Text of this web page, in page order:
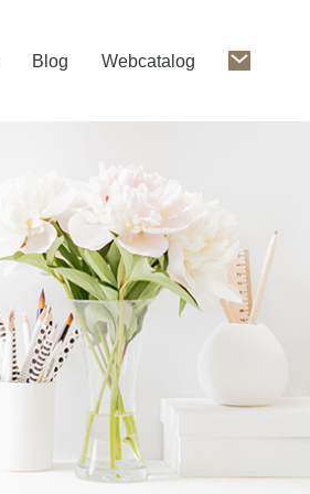
Blog Webcatalog